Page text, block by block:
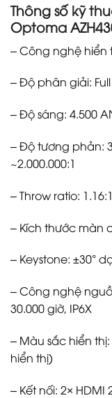
Thông số kỹ
Optoma
– Công nghệ hiển
– Độ phân giải: Full
– Độ sáng: 4.500
– Độ tương phản:
~2.000.000:1
– Throw ratio:
– Kích thước màn
– Keystone: ±30°
– Công nghệ
30.000 giờ, IP6X
– Màu sắc hiển
hiển thị)
– Kết nối: 2× HDMI